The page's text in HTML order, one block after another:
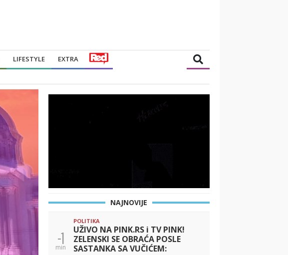
LIFESTYLE
EXTRA
NAJNOVIJE
-1
min
POLITIKA
UŽIVO NA PINK.RS i TV PINK!
ZELENSKI SE OBRAĆA POSLE
SASTANKA SA VUČIĆEM: